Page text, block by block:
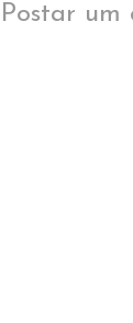
Postar um